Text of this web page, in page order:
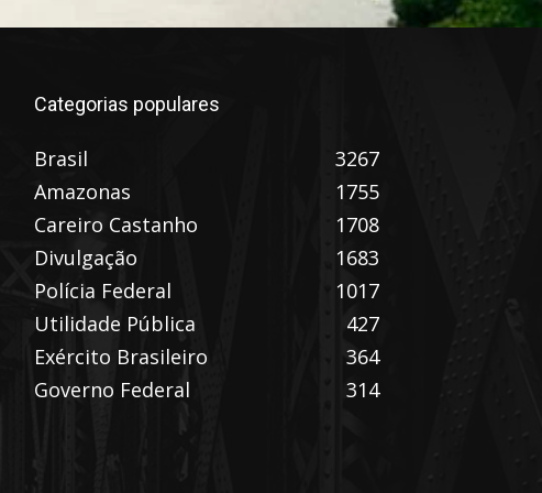
Categorias populares
Brasil
3267
Amazonas
1755
Careiro Castanho
1708
Divulgação
1683
Polícia Federal
1017
Utilidade Pública
427
Exército Brasileiro
364
Governo Federal
314